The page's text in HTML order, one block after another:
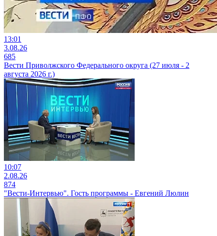
13:01
3.08.26
685
Вести Приволжского Федерального округа (27 июля - 2
августа 2026 г.)
10:07
2.08.26
874
"Вести-Интервью". Гость программы - Евгений Люлин